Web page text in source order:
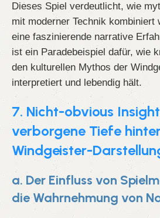
Dieses Spiel verdeutlicht, wie
mit moderner Technik kombiniert
eine faszinierende narrative
ist ein Paradebeispiel dafür, wie
den kulturellen Mythos der
interpretiert und lebendig hält.
7. Nicht-obvious
verborgene Tiefe
Windgeister-
a. Der Einfluss von
die Wahrnehmung von